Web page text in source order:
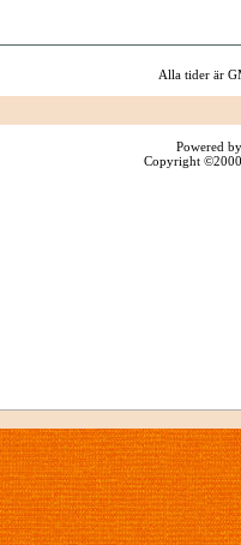
Alla tider är
Powered
Copyright